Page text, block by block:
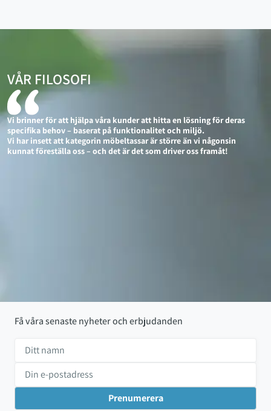
VÅR FILOSOFI
Vi brinner för att hjälpa våra kunder att hitta en lösning för deras
specifika behov – baserat på funktionalitet och miljö.
Vi har insett att kategorin möbeltassar är större än vi någonsin
kunnat föreställa oss – och det är det som driver oss framåt!
Få våra senaste nyheter och erbjudanden